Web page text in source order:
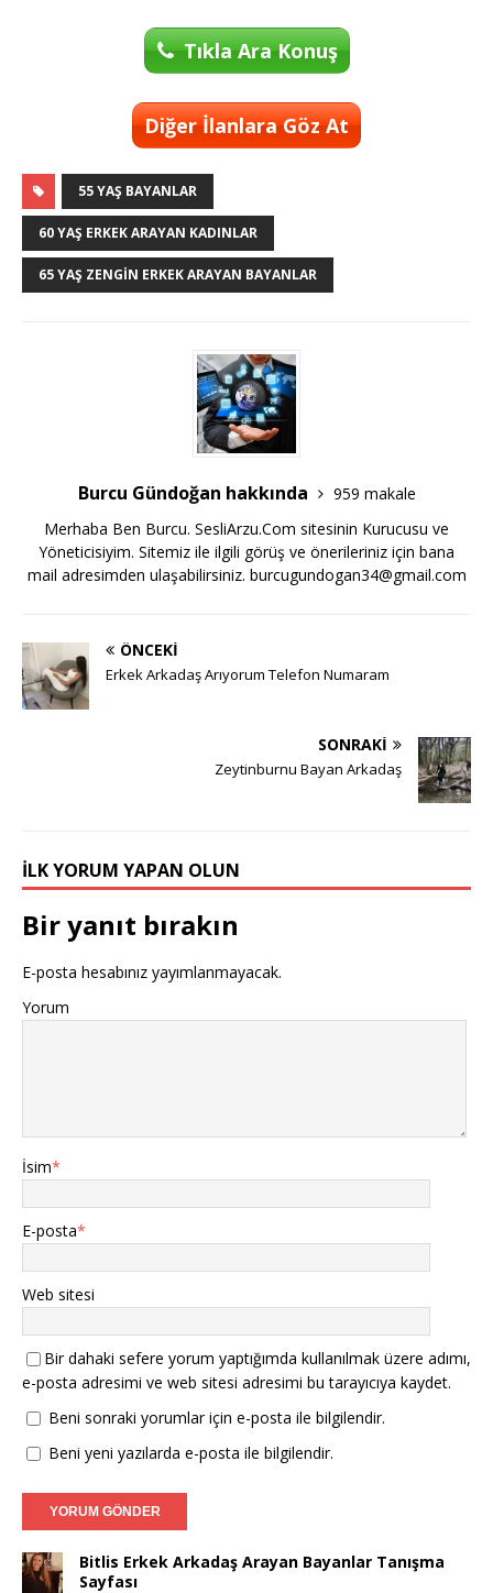
Tıkla Ara Konuş
Diğer İlanlara Göz At
55 YAŞ BAYANLAR
60 YAŞ ERKEK ARAYAN KADINLAR
65 YAŞ ZENGIN ERKEK ARAYAN BAYANLAR
Burcu Gündoğan hakkında
959 makale
Merhaba Ben Burcu. SesliArzu.Com sitesinin Kurucusu ve
Yöneticisiyim. Sitemiz ile ilgili görüş ve önerileriniz için bana
mail adresimden ulaşabilirsiniz. burcugundogan34@gmail.com
ÖNCEKI
Erkek Arkadaş Arıyorum Telefon Numaram
SONRAKI
Zeytinburnu Bayan Arkadaş
İLK YORUM YAPAN OLUN
Bir yanıt bırakın
E-posta hesabınız yayımlanmayacak.
Yorum
İsim*
E-posta*
Web sitesi
Bir dahaki sefere yorum yaptığımda kullanılmak üzere adımı,
e-posta adresimi ve web sitesi adresimi bu tarayıcıya kaydet.
Beni sonraki yorumlar için e-posta ile bilgilendir.
Beni yeni yazılarda e-posta ile bilgilendir.
Bitlis Erkek Arkadaş Arayan Bayanlar Tanışma
Sayfası